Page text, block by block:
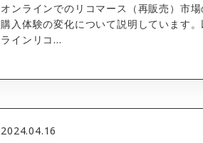
オンラインでのリコマース（再販売）市
購入体験の変化について説明しています
ラインリコ...
2024.04.16